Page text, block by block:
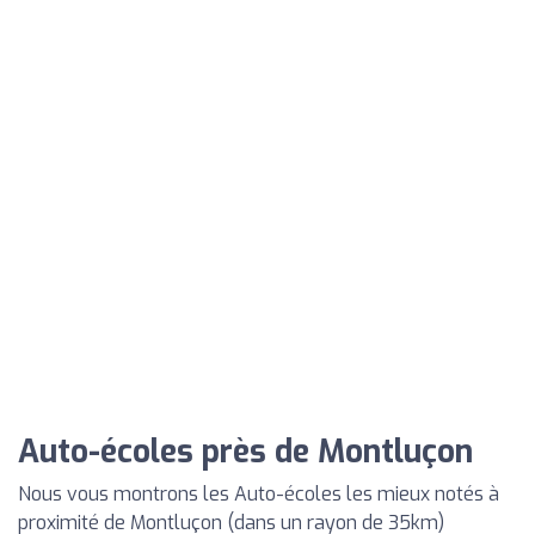
Auto-écoles près de Montluçon
Nous vous montrons les Auto-écoles les mieux notés à
proximité de Montluçon (dans un rayon de 35km)